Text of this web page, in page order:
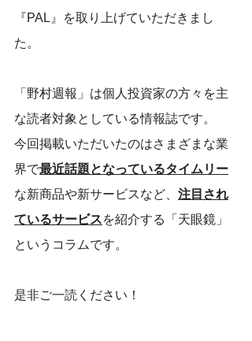
『PAL』を取り上げていただきまし
た。
「野村週報」は個人投資家の方々を主
な読者対象としている情報誌です。
今回掲載いただいたのはさまざまな業
界で最近話題となっているタイムリー
な新商品や新サービスなど、 注目され
ているサービスを紹介する「天眼鏡」
というコラムです。
是非ご一読ください！